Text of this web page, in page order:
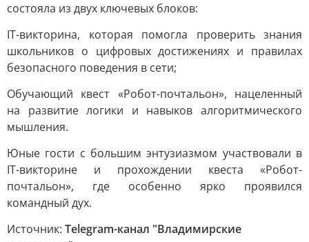
состояла из двух ключевых блоков:
IT-викторина, которая помогла проверить знания
школьников о цифровых достижениях и правилах
безопасного поведения в сети;
Обучающий квест «Робот-почтальон», нацеленный
на развитие логики и навыков алгоритмического
мышления.
Юные гости с большим энтузиазмом участвовали в
IT-викторине и прохождении квеста «Робот-
почтальон», где особенно ярко проявился
командный дух.
Источник: Telegram-канал "Владимирские